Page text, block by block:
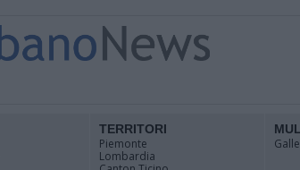
TERRITORI
Piemonte
Lombardia